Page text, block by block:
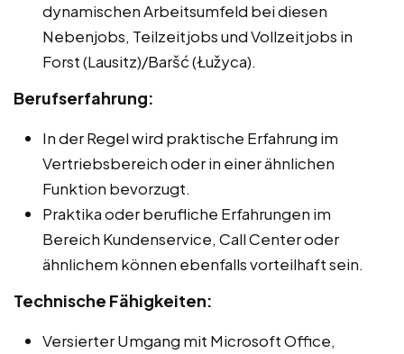
dynamischen Arbeitsumfeld bei diesen
Nebenjobs, Teilzeitjobs und Vollzeitjobs in
Forst (Lausitz)/Baršć (Łužyca).
Berufserfahrung:
In der Regel wird praktische Erfahrung im
Vertriebsbereich oder in einer ähnlichen
Funktion bevorzugt.
Praktika oder berufliche Erfahrungen im
Bereich Kundenservice, Call Center oder
ähnlichem können ebenfalls vorteilhaft sein.
Technische Fähigkeiten:
Versierter Umgang mit Microsoft Office,